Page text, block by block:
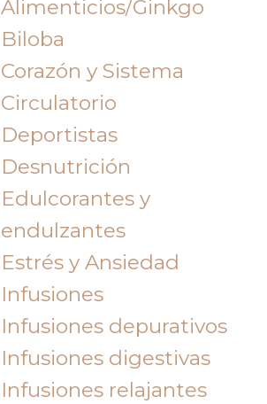
Alimenticios/Ginkgo
Biloba
Corazón y Sistema
Circulatorio
Deportistas
Desnutrición
Edulcorantes y
endulzantes
Estrés y Ansiedad
Infusiones
Infusiones depurativos
Infusiones digestivas
Infusiones relajantes